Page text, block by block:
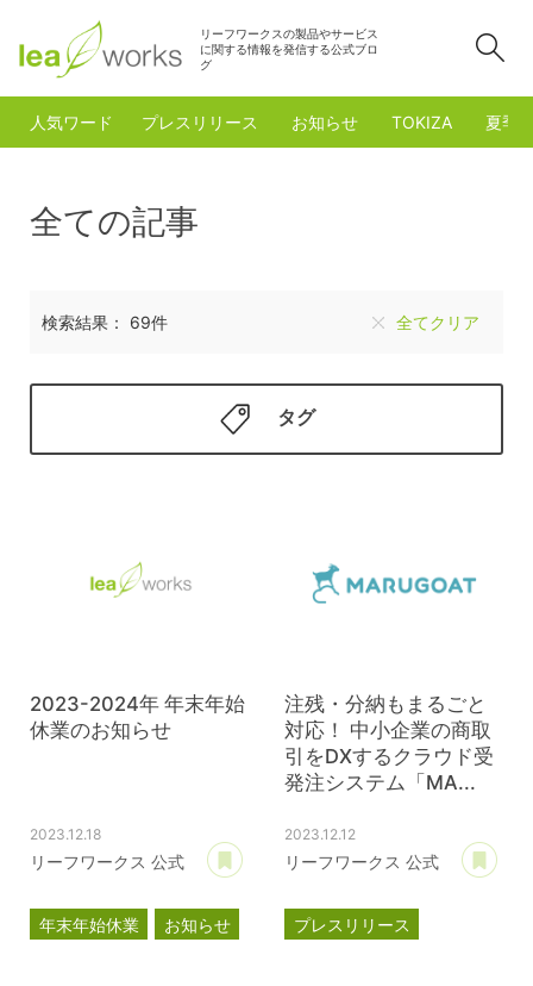
リーフワークスの製品やサービス
に関する情報を発信する公式ブロ
グ
人気ワード プレスリリース お知らせ TOKIZA 夏季
全ての記事
検索結果： 69件 全てクリア
タグ
2023-2024年 年末年始
休業のお知らせ
2023.12.18
リーフワークス 公式
あとで読む
年末年始休業 お知らせ
注残・分納もまるごと
対応！ 中小企業の商取
引をDXするクラウド受
発注システム「MA...
2023.12.12
リーフワークス 公式
プレスリリース